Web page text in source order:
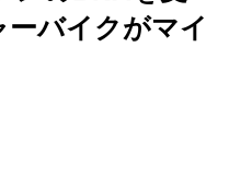
バイクがマイ